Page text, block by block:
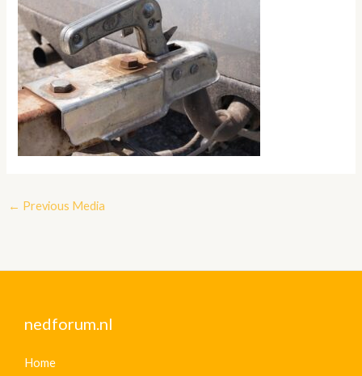
← Previous Media
nedforum.nl
Home